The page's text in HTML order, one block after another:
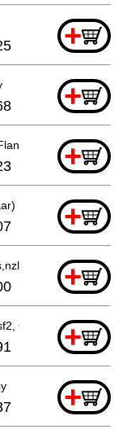
+
+
(schwarz), Cm9b
+
+
+
Cm9by +
+